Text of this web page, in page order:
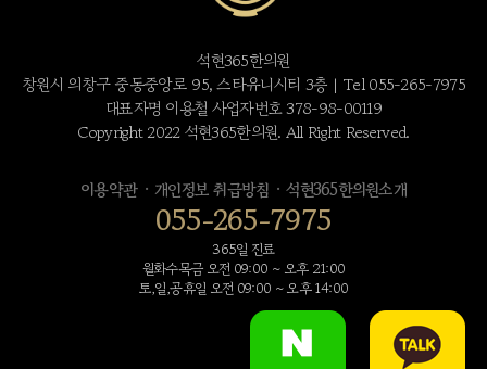
석현365한의원
창원시 의창구 중동중앙로 95, 스타유니시티 3층 | Tel 055-265-7975
대표자명 이용철 사업자번호 378-98-00119
Copyright 2022 석현365한의원. All Right Reserved.
이용약관· 개인정보 취급방침 ·석현365한의원소개
055-265-7975
365일 진료
월화수목금 오전 09:00 ~ 오후 21:00
토,일,공휴일 오전 09:00 ~ 오후 14:00